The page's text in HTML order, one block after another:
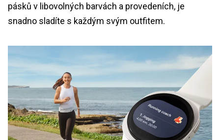
pásků v libovolných barvách a provedeních, je
snadno sladíte s každým svým outfitem.